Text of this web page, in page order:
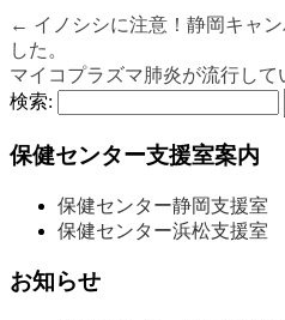
← イノシシに注意！静岡キャ
した。
マイコプラズマ肺炎が流行して
検索:
保健センター支援室案内
保健センター静岡支援室
保健センター浜松支援室
お知らせ